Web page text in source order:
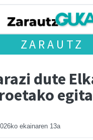
ZARAUTZ
dute
ekainaren 13a